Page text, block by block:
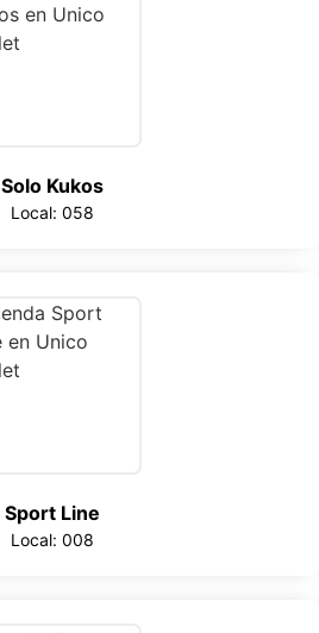
Solo Kukos
Local: 058
Sport Line
Local: 008